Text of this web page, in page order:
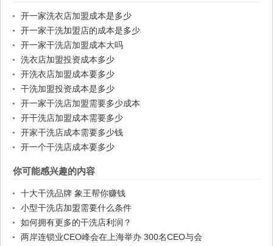
开一家洗衣店加盟成本是多少
开一家干洗加盟店的成本是多少
开一家干洗店加盟成本大吗
洗衣店加盟投资成本多少
开洗衣店加盟成本要多少
干洗加盟投资成本是多少
开一家干洗店加盟需要多少成本
开干洗店加盟成本需要多少
开家干洗店成本需要多少钱
开一个干洗店成本要多少
你可能感兴趣的内容
十大干洗品牌 象王帮你赚钱
小型干洗店加盟需要什么条件
如何拥有更多的干洗店利润？
两岸连锁业CEO峰会在上海举办 300名CEO与会